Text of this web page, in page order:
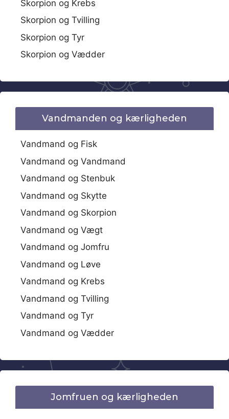
Skorpion og Krebs
Skorpion og Tvilling
Skorpion og Tyr
Skorpion og Vædder
Vandmanden og kærligheden
Vandmand og Fisk
Vandmand og Vandmand
Vandmand og Stenbuk
Vandmand og Skytte
Vandmand og Skorpion
Vandmand og Vægt
Vandmand og Jomfru
Vandmand og Løve
Vandmand og Krebs
Vandmand og Tvilling
Vandmand og Tyr
Vandmand og Vædder
Jomfruen og kærligheden